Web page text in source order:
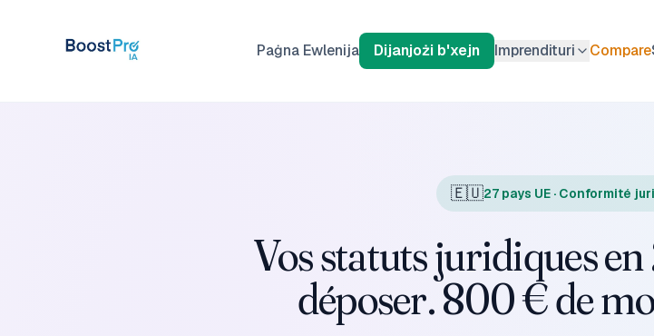
Paġna Ewlenija Dijanjożi b'xejn Imprendituri Compare
🇪🇺27 pays UE · Conformité
Vos statuts juridiques
déposer. 800 € de